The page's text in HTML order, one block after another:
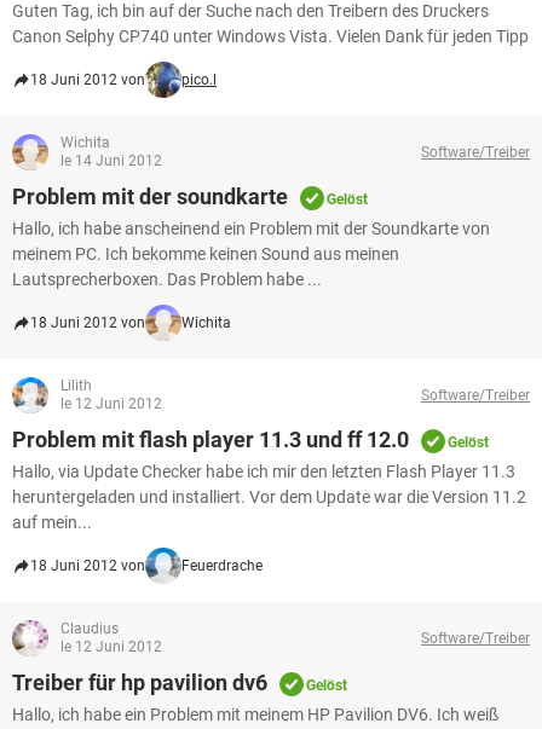
Guten Tag, ich bin auf der Suche nach den Treibern des Druckers
Canon Selphy CP740 unter Windows Vista. Vielen Dank für jeden Tipp
18 Juni 2012 von pico.l
Wichita
le 14 Juni 2012
Software/Treiber
Problem mit der soundkarte Gelöst
Hallo, ich habe anscheinend ein Problem mit der Soundkarte von
meinem PC. Ich bekomme keinen Sound aus meinen
Lautsprecherboxen. Das Problem habe ...
18 Juni 2012 von Wichita
Lilith
le 12 Juni 2012
Software/Treiber
Problem mit flash player 11.3 und ff 12.0 Gelöst
Hallo, via Update Checker habe ich mir den letzten Flash Player 11.3
heruntergeladen und installiert. Vor dem Update war die Version 11.2
auf mein...
18 Juni 2012 von Feuerdrache
Claudius
le 12 Juni 2012
Software/Treiber
Treiber für hp pavilion dv6 Gelöst
Hallo, ich habe ein Problem mit meinem HP Pavilion DV6. Ich weiß